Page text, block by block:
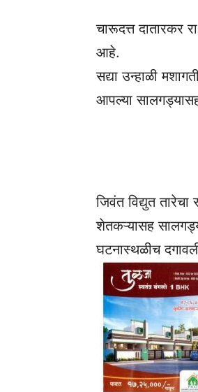
चारूदत्त दातारकर
आहे.
सद्या उन्हाळी
आपल्या
जिवंत विद्युत तारेचा
शेतकऱ्यासह
घटनास्थळीच